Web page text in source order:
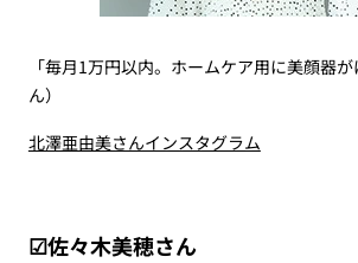
「毎月1万円以内。ホームケア用に美顔器
ん）
北澤亜由美さんインスタグラム
☑佐々木美穂さん